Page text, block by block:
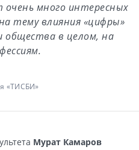
много интересных
тему влияния «цифры»
общества в целом, на
«ТИСБИ»
Мурат Камаров